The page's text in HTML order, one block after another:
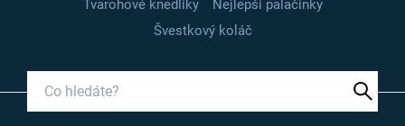
Tvarohové knedlíky
Nejlepší palačinky
Švestkový koláč